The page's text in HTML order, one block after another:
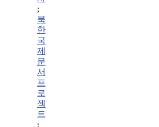
;
북
한
국
제
문
서
프
로
젝
트
;